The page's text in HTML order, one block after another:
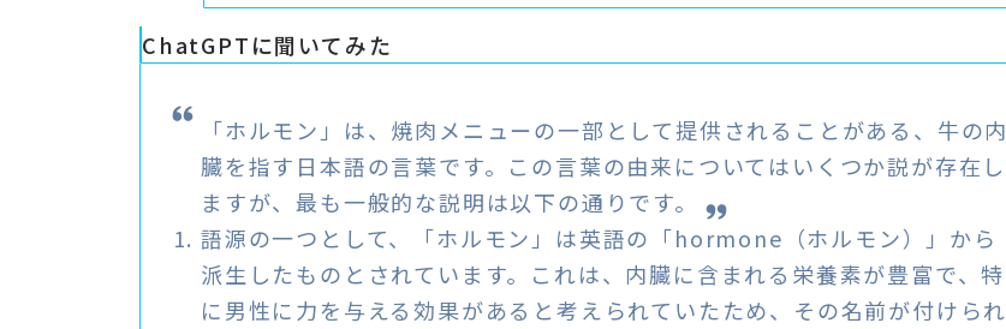
ChatGPTに聞いてみた
「ホルモン」は、焼肉メニューの一部として提供されることがある、牛の内
臓を指す日本語の言葉です。この言葉の由来についてはいくつか説が存在し
ますが、最も一般的な説明は以下の通りです。
語源の一つとして、「ホルモン」は英語の「hormone（ホルモン）」から
派生したものとされています。これは、内臓に含まれる栄養素が豊富で、特
に男性に力を与える効果があると考えられていたため、その名前が付けられ